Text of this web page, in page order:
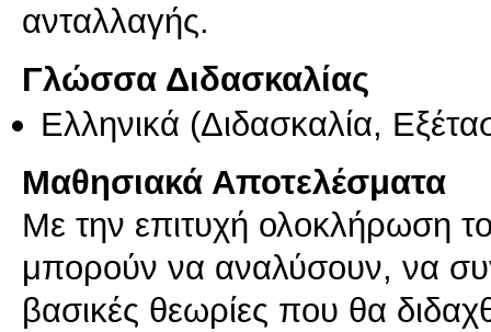
ανταλλαγής.
Γλώσσα Διδασκαλίας
Ελληνικά (Διδασκαλία,
Μαθησιακά Αποτελέσματα
Με την επιτυχή ολοκλήρωση
μπορούν να αναλύσουν, να
βασικές θεωρίες που θα